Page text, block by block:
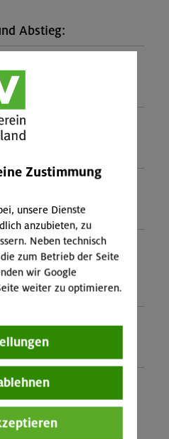
Abstieg:
Veranstaltung
Berge)
inbegriffen, fallen
Abreise, Verpflegung,
an.)
Zustimmung
unsere Dienste
anzubieten, zu
Neben technisch
zum Betrieb der Seite
wir Google
weiter zu optimieren.